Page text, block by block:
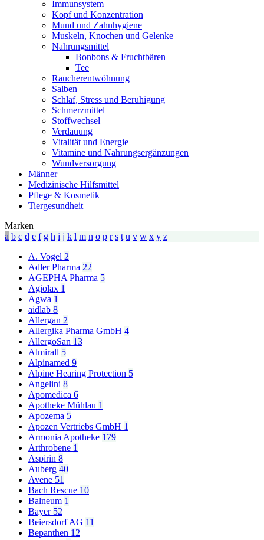
Immunsystem
Kopf und Konzentration
Mund und Zahnhygiene
Muskeln, Knochen und Gelenke
Nahrungsmittel
Bonbons & Fruchtbären
Tee
Raucherentwöhnung
Salben
Schlaf, Stress und Beruhigung
Schmerzmittel
Stoffwechsel
Verdauung
Vitalität und Energie
Vitamine und Nahrungsergänzungen
Wundversorgung
Männer
Medizinische Hilfsmittel
Pflege & Kosmetik
Tiergesundheit
Marken
a b c d e f g h i j k l m n o p r s t u v w x y z
A. Vogel 2
Adler Pharma 22
AGEPHA Pharma 5
Agiolax 1
Agwa 1
aidlab 8
Allergan 2
Allergika Pharma GmbH 4
AllergoSan 13
Almirall 5
Alpinamed 9
Alpine Hearing Protection 5
Angelini 8
Apomedica 6
Apotheke Mühlau 1
Apozema 5
Apozen Vertriebs GmbH 1
Armonia Apotheke 179
Arthrobene 1
Aspirin 8
Auberg 40
Avene 51
Bach Rescue 10
Balneum 1
Bayer 52
Beiersdorf AG 11
Bepanthen 12